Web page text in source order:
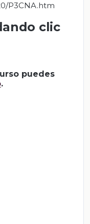
P3CNA.htm
clic
puedes
.